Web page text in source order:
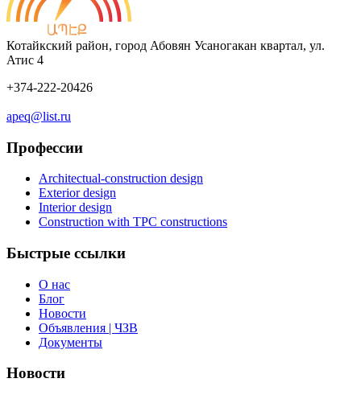
Котайкский район, город Абовян Усаногакан квартал, ул.
Атис 4
+374-222-20426
apeq@list.ru
Профессии
Architectual-construction design
Exterior design
Interior design
Construction with TPC constructions
Быстрые ссылки
О нас
Блог
Новости
Объявления | ЧЗВ
Документы
Новости